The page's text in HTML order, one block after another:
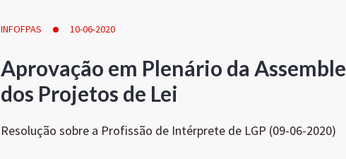
INFOFPAS 10-06-2020
Aprovação em Plenário da
dos Projetos de Lei
Resolução sobre a Profissão de Intérprete de LGP (09-06-2020)